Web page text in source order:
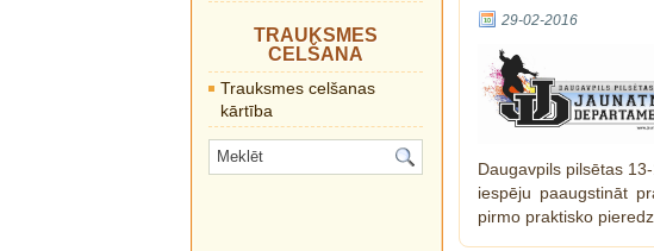
TRAUKSMES
CELŠANA
Trauksmes celšanas
kārtība
29-02-2016
Daugavpils pilsētas
iespēju paaugstināt
pirmo praktisko